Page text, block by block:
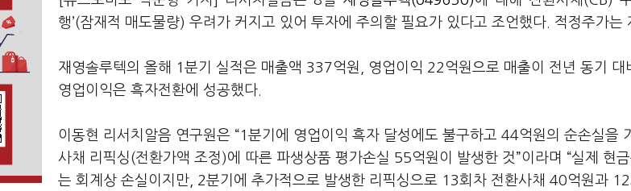
행’(잠재적 매도물량) 우려가 커지고 있어 투자에 주의할 필요가 있다고 조언했다. 적정주가는
재영솔루텍의 올해 1분기 실적은 매출액 337억원, 영업이익 22억원으로 매출이 전년 동기
영업이익은 흑자전환에 성공했다.
이동현 리서치알음 연구원은 “1분기에 영업이익 흑자 달성에도 불구하고 44억원의 순손실을
사채 리픽싱(전환가액 조정)에 따른 파생상품 평가손실 55억원이 발생한 것”이라며 “실제 현
는 회계상 손실이지만, 2분기에 추가적으로 발생한 리픽싱으로 13회차 전환사채 40억원과